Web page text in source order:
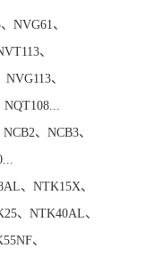
、
、
、
NQT108...
、NCB3、
、NTK15X、
、NTK40AL、
、